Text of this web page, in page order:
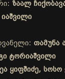
ზაალ
თამუნა
ტორიაშვილი
ყიფშიძე, სოსო